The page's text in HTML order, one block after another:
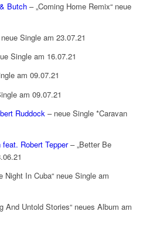
Butch– „Coming Home Remix“ neue
Single am 23.07.21
Single am 16.07.21
am 09.07.21
am 09.07.21
Ruddock – neue Single *Caravan
Robert Tepper– „Better Be
Night In Cuba“ neue Single am
And Untold Stories“ neues Album am